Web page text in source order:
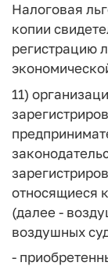
Налоговая
копии
регистрацию
11)
относящиеся
(далее -
воздушных
-